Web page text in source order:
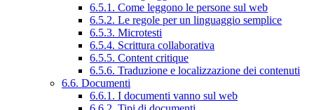
6.5.1. Come leggono le persone sul web
6.5.2. Le regole per un linguaggio semplice
6.5.3. Microtesti
6.5.4. Scrittura collaborativa
6.5.5. Content critique
6.5.6. Traduzione e localizzazione dei contenuti
6.6. Documenti
6.6.1. I documenti vanno sul web